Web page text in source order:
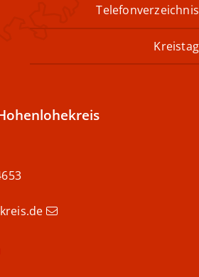
Telefonverzeichnis
Kreistag